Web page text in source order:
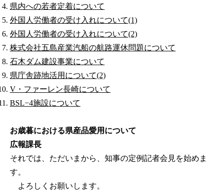
県内への若者定着について
外国人労働者の受け入れについて(1)
外国人労働者の受け入れについて(2)
株式会社五島産業汽船の航路運休問題について
石木ダム建設事業について
県庁舎跡地活用について(2)
V・ファーレン長崎について
BSL−4施設について
お歳暮における県産品愛用について
広報課長
それでは、ただいまから、知事の定例記者会見を始めま
す。
よろしくお願いします。